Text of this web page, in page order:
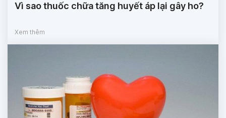
Vì sao thuốc chữa tăng huyết áp lại gây ho?
Xem thêm